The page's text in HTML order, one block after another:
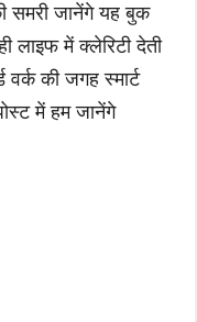
समरी जानेंगे यह बुक
लाइफ में क्लेरिटी देती
की जगह स्मार्ट
में हम जानेंगे